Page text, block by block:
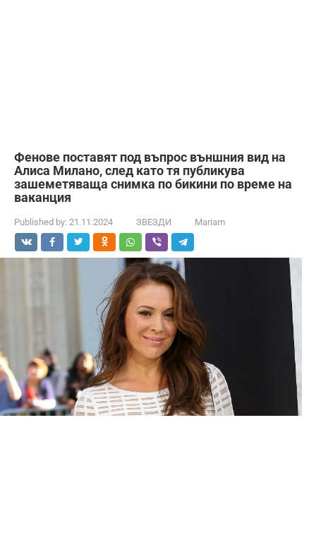
Фенове поставят под въпрос външния вид на
Алиса Милано, след като тя публикува
зашеметяваща снимка по бикини по време на
ваканция
Published by: 21.11.2024 ЗВЕЗДИ Mariam